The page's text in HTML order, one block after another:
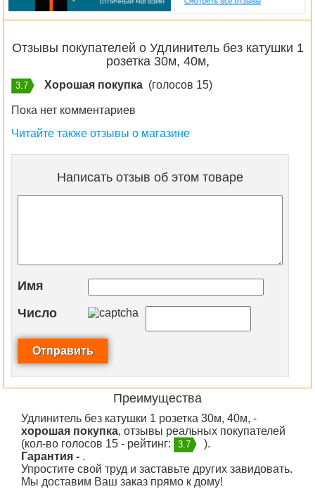
Отзывы покупателей о Удлинитель без катушки 1
розетка 30м, 40м,
3.7 Хорошая покупка (голосов 15)
Пока нет комментариев
Читайте также отзывы о магазине
Написать отзыв об этом товаре
Имя
Число
Преимущества
Удлинитель без катушки 1 розетка 30м, 40м, -
хорошая покупка, отзывы реальных покупателей
(кол-во голосов 15 - рейтинг:
3.7
).
Гарантия - .
Упростите свой труд и заставьте других завидовать.
Мы доставим Ваш заказ прямо к дому!